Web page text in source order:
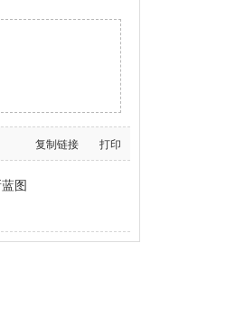
复制链接 打印
图